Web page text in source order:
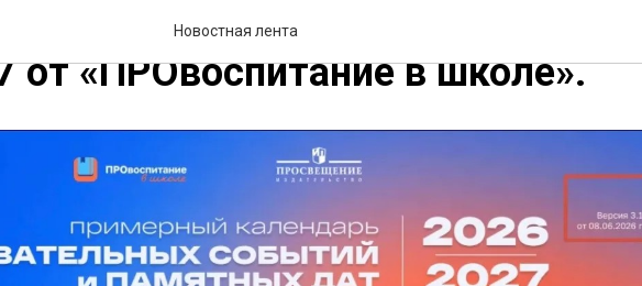
Новостная лента
воспитательных событий на
от «ПРОвоспитание в школе».